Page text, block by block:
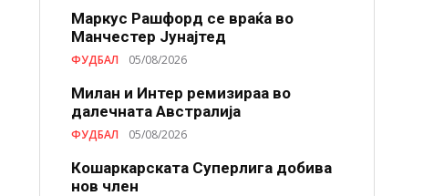
Маркус Рашфорд се враќа во
Манчестер Јунајтед
ФУДБАЛ 05/08/2026
Милан и Интер ремизираа во
далечната Австралија
ФУДБАЛ 05/08/2026
Кошаркарската Суперлига добива
нов член